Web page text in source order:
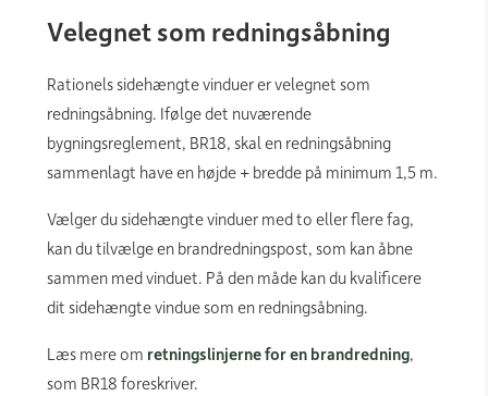
Velegnet som redningsåbning
Rationels sidehængte vinduer er velegnet som
redningsåbning. Ifølge det nuværende
bygningsreglement, BR18, skal en redningsåbning
sammenlagt have en højde + bredde på minimum 1,5 m.
Vælger du sidehængte vinduer med to eller flere fag,
kan du tilvælge en brandredningspost, som kan åbne
sammen med vinduet. På den måde kan du kvalificere
dit sidehængte vindue som en redningsåbning.
Læs mere om retningslinjerne for en brandredning,
som BR18 foreskriver.